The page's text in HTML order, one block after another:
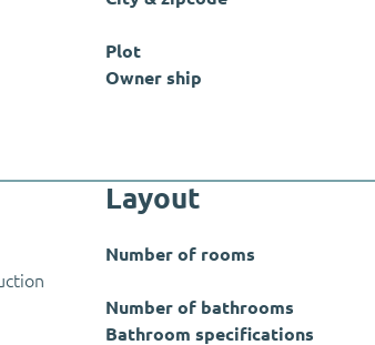
Plot
Owner ship
Layout
Number of rooms
Number of bathrooms
Bathroom specifications